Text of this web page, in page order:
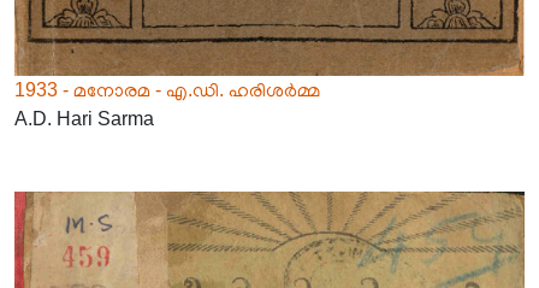
1933 - മനോരമ - എ.ഡി. ഹരിശർമ്മ
A.D. Hari Sarma